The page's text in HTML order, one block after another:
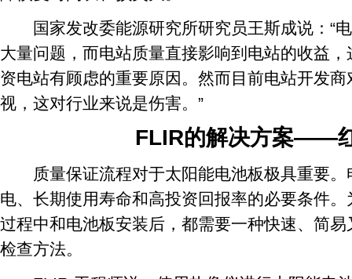
国家发改委能源研究所研究员王斯成说：“
大量问题，而电站质量直接影响到电站的收益
资电站有顾虑的重要原因。然而目前电站开发
视，这对行业来说是伤害。”
FLIR的解决方案——
质量保证流程对于太阳能电池板极具重要。
电、长期使用寿命和高投资回报率的必要条件
过程中和电池板安装后，都需要一种快速、简
检查方法。